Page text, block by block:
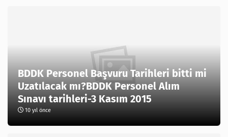
BDDK Personel Başvuru Tarihleri bitti mi
Uzatılacak mı?BDDK Personel Alım
Sınavı tarihleri-3 Kasım 2015
10 yıl önce